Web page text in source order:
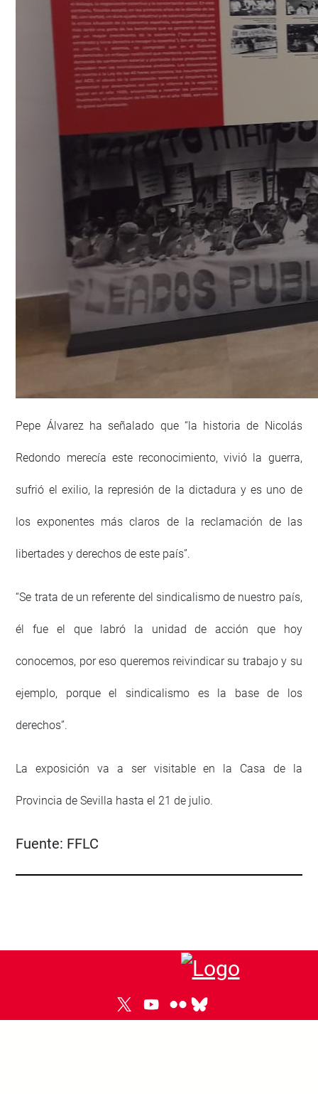
Pepe Álvarez ha señalado que “la historia de Nicolás
Redondo merecía este reconocimiento, vivió la guerra,
sufrió el exilio, la represión de la dictadura y es uno de
los exponentes más claros de la reclamación de las
libertades y derechos de este país”.
“Se trata de un referente del sindicalismo de nuestro país,
él fue el que labró la unidad de acción que hoy
conocemos, por eso queremos reivindicar su trabajo y su
ejemplo, porque el sindicalismo es la base de los
derechos”.
La exposición va a ser visitable en la Casa de la
Provincia de Sevilla hasta el 21 de julio.
Fuente: FFLC